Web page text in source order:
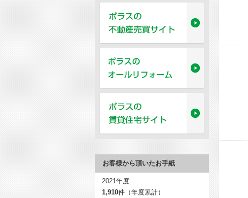
お客様から頂いたお手紙
2021年度
1,910件（年度累計）